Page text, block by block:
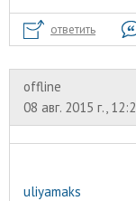
ответить
offline
08 авг. 2015 г.,
uliyamaks